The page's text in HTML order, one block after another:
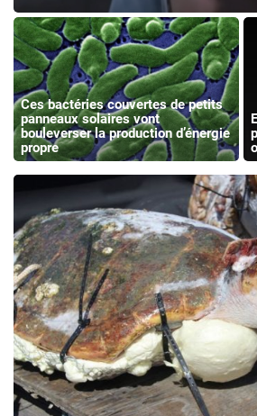
Ces bactéries couvertes de petits
panneaux solaires vont
bouleverser la production d’énergie
propre